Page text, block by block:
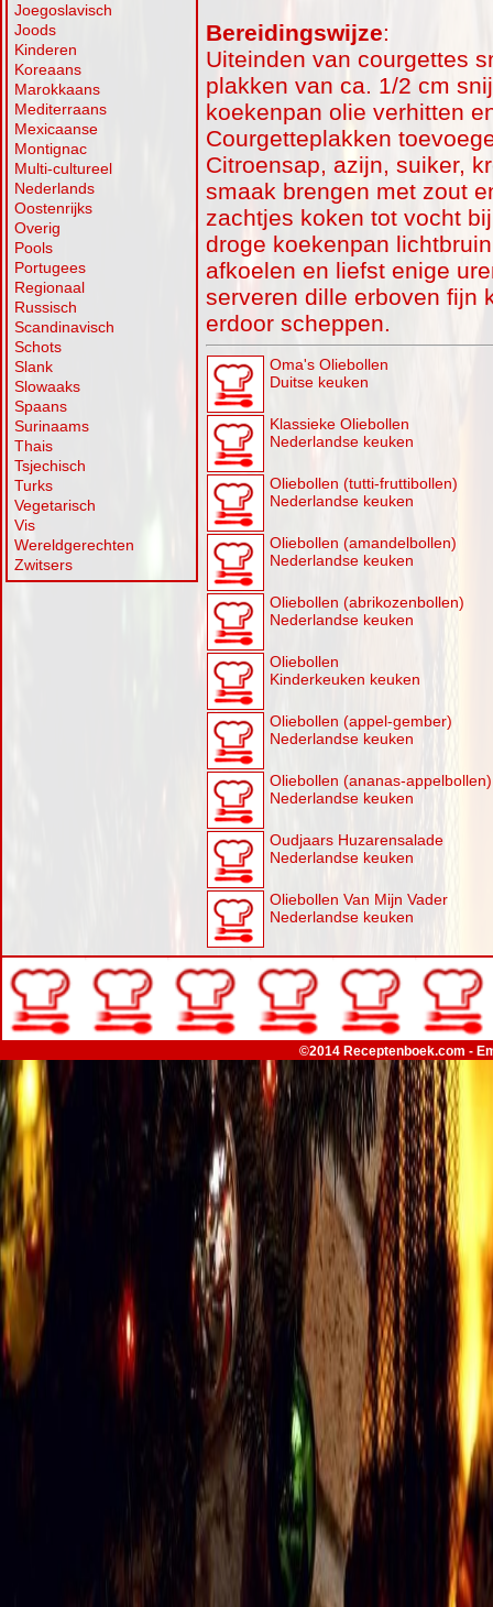
Joegoslavisch
Joods
Kinderen
Koreaans
Marokkaans
Mediterraans
Mexicaanse
Montignac
Multi-cultureel
Nederlands
Oostenrijks
Overig
Pools
Portugees
Regionaal
Russisch
Scandinavisch
Schots
Slank
Slowaaks
Spaans
Surinaams
Thais
Tsjechisch
Turks
Vegetarisch
Vis
Wereldgerechten
Zwitsers
Bereidingswijze:
Uiteinden van courgettes
plakken van ca. 1/2 cm
koekenpan olie verhitten
Courgetteplakken
Citroensap, azijn, suiker,
smaak brengen met zout
zachtjes koken tot vocht
droge koekenpan
afkoelen en liefst enige
serveren dille erboven fijn
erdoor scheppen.
Oma's Oliebollen
Duitse keuken
Klassieke Oliebollen
Nederlandse keuken
Oliebollen (tutti-fruttibollen)
Nederlandse keuken
Oliebollen (amandelbollen)
Nederlandse keuken
Oliebollen (abrikozenbollen)
Nederlandse keuken
Oliebollen
Kinderkeuken keuken
Oliebollen (appel-gember)
Nederlandse keuken
Oliebollen (ananas-appelbollen)
Nederlandse keuken
Oudjaars Huzarensalade
Nederlandse keuken
Oliebollen Van Mijn Vader
Nederlandse keuken
©2014 Receptenboek.com -